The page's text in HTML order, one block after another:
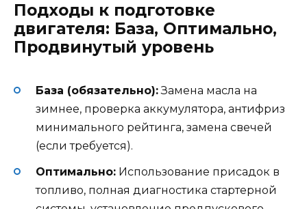
Подходы к подготовке
двигателя: База, Оптимально,
Продвинутый уровень
База (обязательно):Замена масла на
зимнее, проверка аккумулятора, антифриз
минимального рейтинга, замена свечей
(если требуется).
Оптимально: Использование присадок в
топливо, полная диагностика стартерной